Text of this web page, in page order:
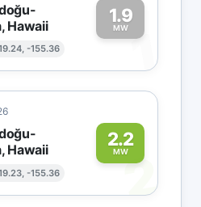
Hawaii
-155.36
1.9
MW1
Hawaii
-155.36
2.2
MW
2